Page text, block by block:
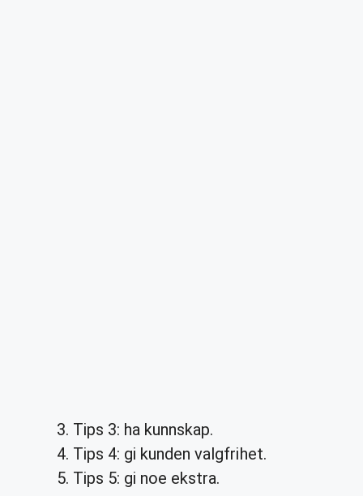
Tips 3: ha kunnskap.
Tips 4: gi kunden valgfrihet.
Tips 5: gi noe ekstra.